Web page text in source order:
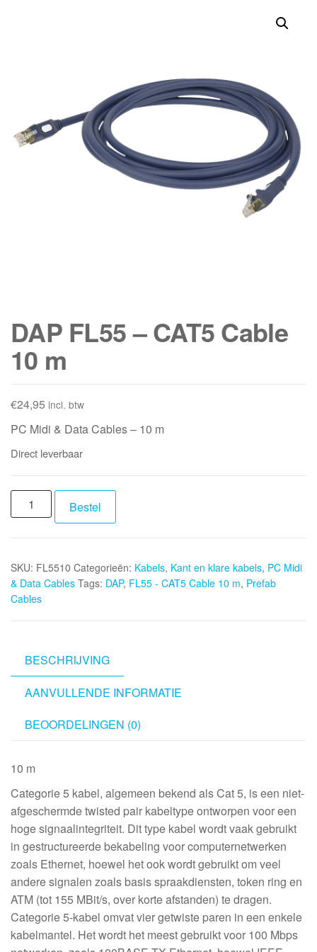
DAP FL55 – CAT5 Cable
10 m
€24,95 incl. btw
PC Midi & Data Cables – 10 m
Direct leverbaar
DAP
FL55
Cable
10
m
Bestel
SKU: FL5510 Categorieën: Kabels, Kant en klare kabels, PC Midi
& Data Cables Tags: DAP, FL55 - CAT5 Cable 10 m, Prefab
Cables
BESCHRIJVING
AANVULLENDE INFORMATIE
BEOORDELINGEN (0)
10 m
Categorie 5 kabel, algemeen bekend als Cat 5, is een niet-
afgeschermde twisted pair kabeltype ontworpen voor een
hoge signaalintegriteit. Dit type kabel wordt vaak gebruikt
in gestructureerde bekabeling voor computernetwerken
zoals Ethernet, hoewel het ook wordt gebruikt om veel
andere signalen zoals basis spraakdiensten, token ring en
ATM (tot 155 MBit/s, over korte afstanden) te dragen.
Categorie 5-kabel omvat vier getwiste paren in een enkele
kabelmantel. Het wordt het meest gebruikt voor 100 Mbps